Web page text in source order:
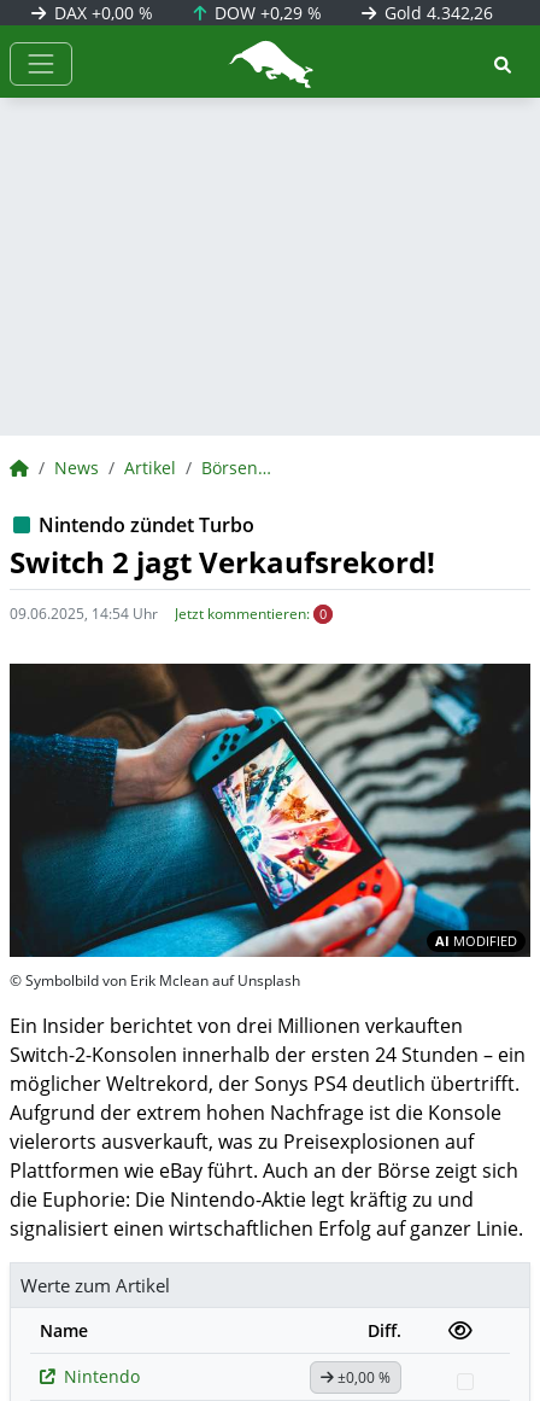
DAX +0,00 % DOW+0,29 % Gold 4.342,26
BörsenNEWS.de
BörsenNEWS.de
News Artikel BörsenNEWS.de
Nintendo zündet Turbo
Switch 2 jagt Verkaufsrekord!
09.06.2025, 14:54 Uhr Jetzt kommentieren: 0
AI MODIFIED
© Symbolbild von Erik Mclean auf Unsplash
Ein Insider berichtet von drei Millionen verkauften
Switch-2-Konsolen innerhalb der ersten 24 Stunden – ein
möglicher Weltrekord, der Sonys PS4 deutlich übertrifft.
Aufgrund der extrem hohen Nachfrage ist die Konsole
vielerorts ausverkauft, was zu Preisexplosionen auf
Plattformen wie eBay führt. Auch an der Börse zeigt sich
die Euphorie: Die Nintendo-Aktie legt kräftig zu und
signalisiert einen wirtschaftlichen Erfolg auf ganzer Linie.
Werte zum Artikel
Name
Diff.
Nintendo
±0,00 %